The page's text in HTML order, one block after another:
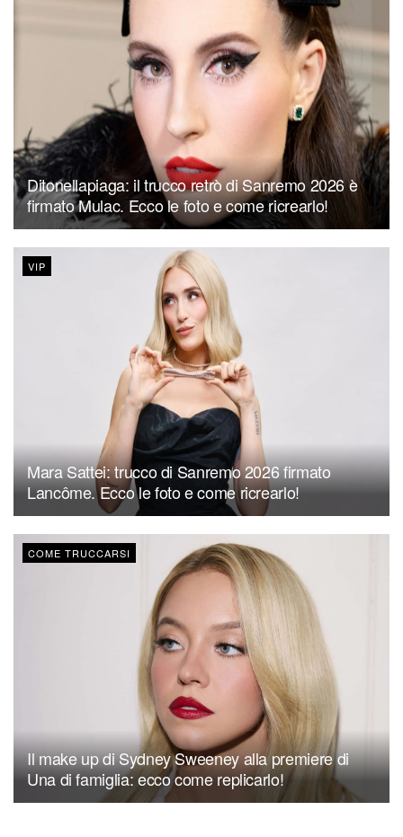
Ditonellapiaga: il trucco retrò di Sanremo 2026 è
firmato Mulac. Ecco le foto e come ricrearlo!
VIP
Mara Sattei: trucco di Sanremo 2026 firmato
Lancôme. Ecco le foto e come ricrearlo!
COME TRUCCARSI
Il make up di Sydney Sweeney alla premiere di
Una di famiglia: ecco come replicarlo!